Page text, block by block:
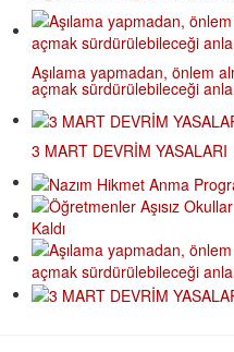
Aşılama yapmadan, önlem
açmak sürdürülebileceği
3 MART DEVRİM YASALARI